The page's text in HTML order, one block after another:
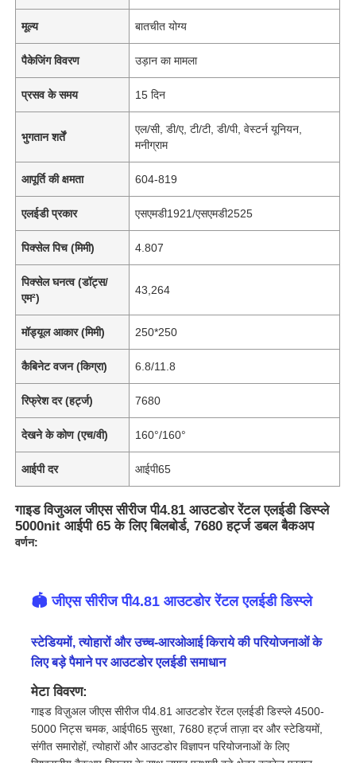
मूल्य बातचीत योग्य
पैकेजिंग विवरण उड़ान का मामला
प्रसव के समय 15 दिन
भुगतान शर्तें
एल/सी, डी/ए, टी/टी, डी/पी, वेस्टर्न यूनियन,
मनीग्राम
आपूर्ति की क्षमता 604-819
एलईडी प्रकार एसएमडी1921/एसएमडी2525
पिक्सेल पिच (मिमी) 4.807
पिक्सेल घनत्व (डॉट्स/
एम²)
43,264
मॉड्यूल आकार (मिमी) 250*250
कैबिनेट वजन (किग्रा) 6.8/11.8
रिफ्रेश दर (हर्ट्ज) 7680
देखने के कोण (एच/वी) 160°/160°
आईपी ​​दर आईपी65
गाइड विजुअल जीएस सीरीज पी4.81 आउटडोर रेंटल एलईडी डिस्प्ले
5000nit आईपी 65 के लिए बिलबोर्ड, 7680 हर्ट्ज डबल बैकअप
वर्णन:
🏟️ जीएस सीरीज पी4.81 आउटडोर रेंटल एलईडी डिस्प्ले
स्टेडियमों, त्योहारों और उच्च-आरओआई किराये की परियोजनाओं के
लिए बड़े पैमाने पर आउटडोर एलईडी समाधान
मेटा विवरण:
गाइड विज़ुअल जीएस सीरीज पी4.81 आउटडोर रेंटल एलईडी डिस्प्ले 4500-
5000 निट्स चमक, आईपी65 सुरक्षा, 7680 हर्ट्ज ताज़ा दर और स्टेडियमों,
संगीत समारोहों, त्योहारों और आउटडोर विज्ञापन परियोजनाओं के लिए